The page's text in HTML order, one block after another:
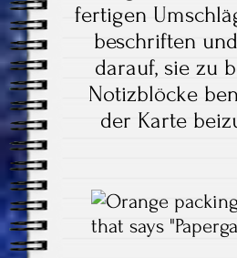
fertigen
beschriften
darauf, sie zu
Notizblöcke
der Karte